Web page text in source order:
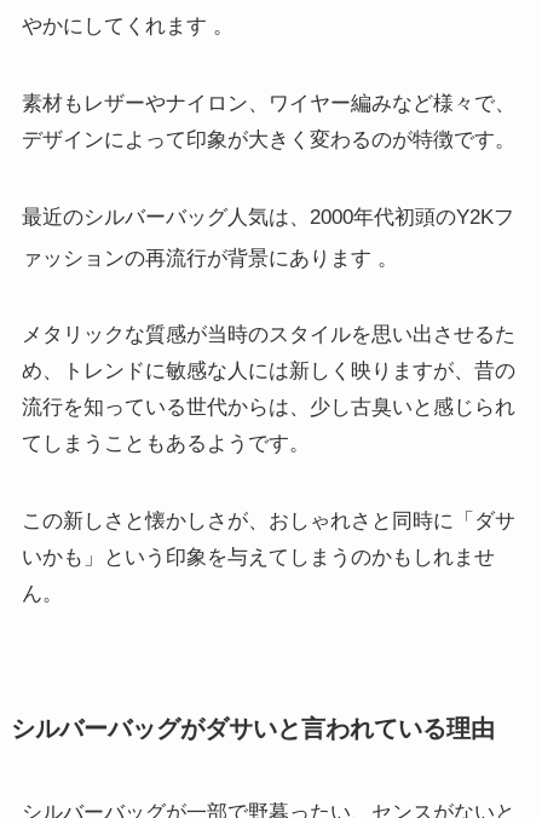
やかにしてくれます 。
素材もレザーやナイロン、ワイヤー編みなど様々で、
デザインによって印象が大きく変わるのが特徴です。
最近のシルバーバッグ人気は、2000年代初頭のY2Kフ
ァッションの再流行が背景にあります 。
メタリックな質感が当時のスタイルを思い出させるた
め、トレンドに敏感な人には新しく映りますが、昔の
流行を知っている世代からは、少し古臭いと感じられ
てしまうこともあるようです。
この新しさと懐かしさが、おしゃれさと同時に「ダサ
いかも」という印象を与えてしまうのかもしれませ
ん。
シルバーバッグがダサいと言われている理由
シルバーバッグが一部で野暮ったい、センスがないと